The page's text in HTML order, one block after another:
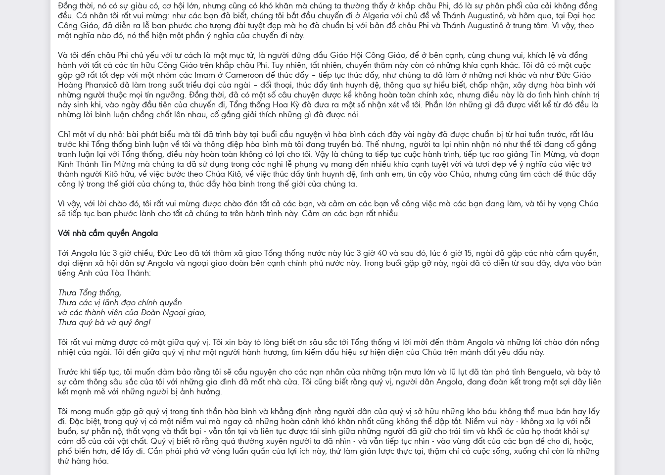
Đồng thời, nó có sự giàu có, cơ hội lớn, nhưng cũng có khó khăn mà chúng ta thường thấy ở khắp châu Phi, đó là sự phân phối của cải không đồng
đều. Cá nhân tôi rất vui mừng: như các bạn đã biết, chúng tôi bắt đầu chuyến đi ở Algeria với chủ đề về Thánh Augustinô, và hôm qua, tại Đại học
Công Giáo, đã diễn ra lễ ban phước cho tượng đài tuyệt đẹp mà họ đã chuẩn bị với bản đồ châu Phi và Thánh Augustinô ở trung tâm. Vì vậy, theo
một nghĩa nào đó, nó thể hiện một phần ý nghĩa của chuyến đi này.
Và tôi đến châu Phi chủ yếu với tư cách là một mục tử, là người đứng đầu Giáo Hội Công Giáo, để ở bên cạnh, cùng chung vui, khích lệ và đồng
hành với tất cả các tín hữu Công Giáo trên khắp châu Phi. Tuy nhiên, tất nhiên, chuyến thăm này còn có những khía cạnh khác. Tôi đã có một cuộc
gặp gỡ rất tốt đẹp với một nhóm các Imam ở Cameroon để thúc đẩy – tiếp tục thúc đẩy, như chúng ta đã làm ở những nơi khác và như Đức Giáo
Hoàng Phanxicô đã làm trong suốt triều đại của ngài – đối thoại, thúc đẩy tình huynh đệ, thông qua sự hiểu biết, chấp nhận, xây dựng hòa bình với
những người thuộc mọi tín ngưỡng. Đồng thời, đã có một số câu chuyện được kể không hoàn toàn chính xác, nhưng điều này là do tình hình chính trị
nảy sinh khi, vào ngày đầu tiên của chuyến đi, Tổng thống Hoa Kỳ đã đưa ra một số nhận xét về tôi. Phần lớn những gì đã được viết kể từ đó đều là
những lời bình luận chồng chất lên nhau, cố gắng giải thích những gì đã được nói.
Chỉ một ví dụ nhỏ: bài phát biểu mà tôi đã trình bày tại buổi cầu nguyện vì hòa bình cách đây vài ngày đã được chuẩn bị từ hai tuần trước, rất lâu
trước khi Tổng thống bình luận về tôi và thông điệp hòa bình mà tôi đang truyền bá. Thế nhưng, người ta lại nhìn nhận nó như thể tôi đang cố gắng
tranh luận lại với Tổng thống, điều này hoàn toàn không có lợi cho tôi. Vậy là chúng ta tiếp tục cuộc hành trình, tiếp tục rao giảng Tin Mừng, và đoạn
Kinh Thánh Tin Mừng mà chúng ta đã sử dụng trong các nghi lễ phụng vụ mang đến nhiều khía cạnh tuyệt vời và tươi đẹp về ý nghĩa của việc trở
thành người Kitô hữu, về việc bước theo Chúa Kitô, về việc thúc đẩy tình huynh đệ, tình anh em, tin cậy vào Chúa, nhưng cũng tìm cách để thúc đẩy
công lý trong thế giới của chúng ta, thúc đẩy hòa bình trong thế giới của chúng ta.
Vì vậy, với lời chào đó, tôi rất vui mừng được chào đón tất cả các bạn, và cảm ơn các bạn về công việc mà các bạn đang làm, và tôi hy vọng Chúa
sẽ tiếp tục ban phước lành cho tất cả chúng ta trên hành trình này. Cảm ơn các bạn rất nhiều.
Với nhà cầm quyền Angola
Tới Angola lúc 3 giờ chiều, Đức Leo đã tới thăm xã giao Tổng thống nước này lúc 3 giờ 40 và sau đó, lúc 6 giờ 15, ngài đã gặp các nhà cầm quyền,
đại diệnn xã hội dân sự Angola và ngoại giao đoàn bên cạnh chính phủ nước này. Trong buổi gặp gỡ này, ngài đã có diễn từ sau đây, dựa vào bản
tiếng Anh của Tòa Thánh:
Thưa Tổng thống,
Thưa các vị lãnh đạo chính quyền
và các thành viên của Đoàn Ngoại giao,
Thưa quý bà và quý ông!
Tôi rất vui mừng được có mặt giữa quý vị. Tôi xin bày tỏ lòng biết ơn sâu sắc tới Tổng thống vì lời mời đến thăm Angola và những lời chào đón nồng
nhiệt của ngài. Tôi đến giữa quý vị như một người hành hương, tìm kiếm dấu hiệu sự hiện diện của Chúa trên mảnh đất yêu dấu này.
Trước khi tiếp tục, tôi muốn đảm bảo rằng tôi sẽ cầu nguyện cho các nạn nhân của những trận mưa lớn và lũ lụt đã tàn phá tỉnh Benguela, và bày tỏ
sự cảm thông sâu sắc của tôi với những gia đình đã mất nhà cửa. Tôi cũng biết rằng quý vị, người dân Angola, đang đoàn kết trong một sợi dây liên
kết mạnh mẽ với những người bị ảnh hưởng.
Tôi mong muốn gặp gỡ quý vị trong tinh thần hòa bình và khẳng định rằng người dân của quý vị sở hữu những kho báu không thể mua bán hay lấy
đi. Đặc biệt, trong quý vị có một niềm vui mà ngay cả những hoàn cảnh khó khăn nhất cũng không thể dập tắt. Niềm vui này - không xa lạ với nỗi
buồn, sự phẫn nộ, thất vọng và thất bại - vẫn tồn tại và liên tục được tái sinh giữa những người đã giữ cho trái tim và khối óc của họ thoát khỏi sự
cám dỗ của cải vật chất. Quý vị biết rõ rằng quá thường xuyên người ta đã nhìn - và vẫn tiếp tục nhìn - vào vùng đất của các bạn để cho đi, hoặc,
phổ biến hơn, để lấy đi. Cần phải phá vỡ vòng luẩn quẩn của lợi ích này, thứ làm giản lược thực tại, thậm chí cả cuộc sống, xuống chỉ còn là những
thứ hàng hóa.